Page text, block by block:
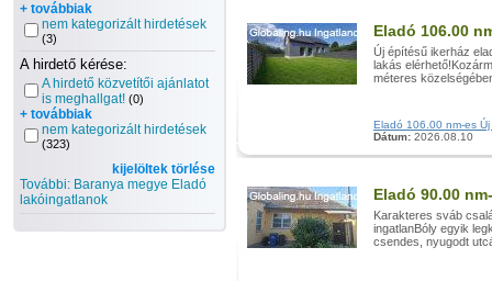
+ továbbiak
nem kategorizált hirdetések
(3)
A hirdető kérése:
A hirdető közvetítői ajánlatot
is meghallgat! (0)
+ továbbiak
nem kategorizált hirdetések
(323)
kijelöltek törlése
További: Baranya megye Eladó
lakóingatlanok
Eladó 106.00
Új építésű ikerház
lakás
méteres
Eladó 106.00 nm-es
Dátum: 2026.08.10
Eladó 90.00
Karakteres sváb
ingatlanBóly egyik
csendes, nyugodt